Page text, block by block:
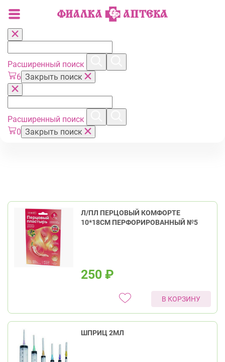
Расширенный поиск
6 Закрыть поиск
Расширенный поиск
0 Закрыть поиск
Л/ПЛ ПЕРЦОВЫЙ КОМФОРТЕ
10*18СМ ПЕРФОРИРОВАННЫЙ №5
250 ₽
В КОРЗИНУ
ШПРИЦ 2МЛ